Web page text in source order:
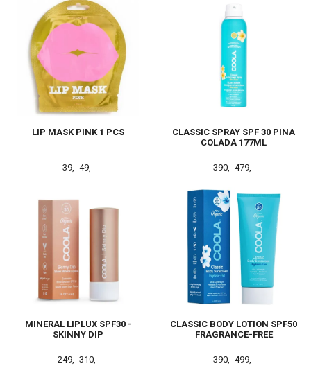
LIP MASK PINK 1 PCS
39,- 49,-
CLASSIC SPRAY SPF 30 PINA
COLADA 177ML
390,- 479,-
MINERAL LIPLUX SPF30 -
SKINNY DIP
249,- 310,-
CLASSIC BODY LOTION SPF50
FRAGRANCE-FREE
390,- 499,-